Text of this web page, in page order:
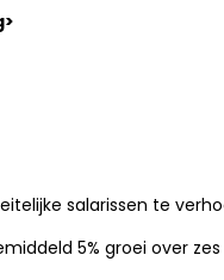
salarissen te
5% groei over zes